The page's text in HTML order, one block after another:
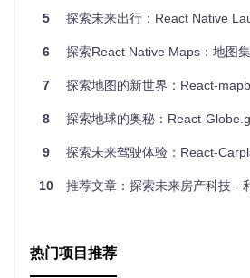
是否已启用。
易于集成
：简单的导入和调用方式
具备地理定位能力。
测试支持：提供替代的geolocation
通过React-Geolocated，您可以无需
性，专注于构建创新且引人入胜的用户
的项目，开启令人兴奋的地理位置探
请访问GitHub仓库了解更多细节，并
5 探索未来出行：React Native
6 探索React Native Maps：地图
7 探索地图的新世界：React-
8 探索地球的奥秘：React-Globe.gl，
9 探索未来驾驶体验：React-
10 推荐文章：探索未来房产科技 - 利用Real Estate React
热门项目推荐